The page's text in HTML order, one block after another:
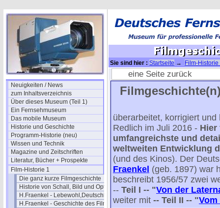
Neuigkeiten / News
zum Inhaltsverzeichnis
Über dieses Museum (Teil 1)
Ein Fernsehmuseum
Das mobile Museum
Historie und Geschichte
Programm-Historie (neu)
Wissen und Technik
Magazine und Zeitschriften
Literatur, Bücher + Prospekte
Film-Historie 1
Die ganz kurze Filmgeschichte
Historie von Schall, Bild und Optik
H.Fraenkel - Lebewohl,Deutschland
H.Fraenkel - Geschichte des Films 1
Sie sind hier : Startseite →
Film-Historie
(2)→ Filmgeschichte II / 02
eine Seite zurück
überarbeitet, korrigiert
Redlich im Juli 2016 - Hier
umfangreichste und
weltweiten Entwicklung
(und des Kinos). Der
Fraenkel (geb. 1897) war
beschreibt 1956/57 zwei
-- Teil I -- "Von der
weiter mit -- Teil II -- "